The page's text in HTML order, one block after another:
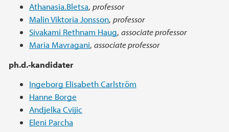
Athanasia.Bletsa, professor
Malin Viktoria Jonsson, professor
Sivakami Rethnam Haug, associate professor
Maria Mavragani, associate professor
ph.d.-kandidater
Ingeborg Elisabeth Carlström
Hanne Borge
Andjelka Cvijic
Eleni Parcha